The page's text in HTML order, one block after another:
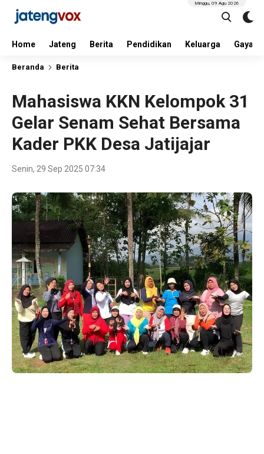
Home Jateng Berita Pendidikan Keluarga Gaya
Minggu, 09 Agu 2026
Beranda Berita
Mahasiswa KKN Kelompok 31
Gelar Senam Sehat Bersama
Kader PKK Desa Jatijajar
Senin, 29 Sep 2025 07:34